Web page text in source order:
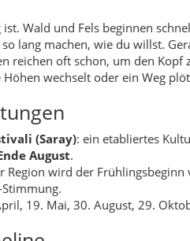
der Umgebung werden sehr alte
genannt.
sich als regionaler
der Verwaltung in Tekirdağ
in Fläche und Struktur.
plus Alltagstauglichkeit –
konkret)